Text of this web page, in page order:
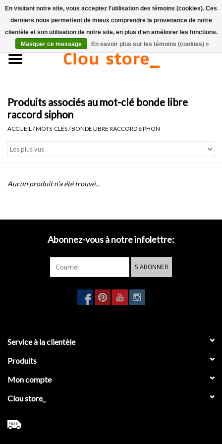
Accueil
Ensembles de lave-mains
Lave-mains
Robinets & vidanges
Accessoires de salle de bain
Produits associés au mot-clé bonde libre
raccord siphon
ACCUEIL /MOTS-CLÉS/BONDE LIBRE RACCORD SIPHON
Aucun produit n'a été trouvé...
Abonnez-vous à notre infolettre:
S'ABONNER
Service à la clientèle
Produits
Mon compte
Clou store_
En visitant notre site, vous acceptez l'utilisation des témoins (cookies). Ces
derniers nous permettent de mieux comprendre la provenance de notre
clientèle et son utilisation de notre site, en plus d'en améliorer les fonctions.
Masquer ce message
En savoir plus sur les témoins (cookies) »